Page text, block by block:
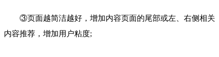
③页面越简洁越好，增加内容页面的尾部或左、右侧相关
内容推荐，增加用户粘度;